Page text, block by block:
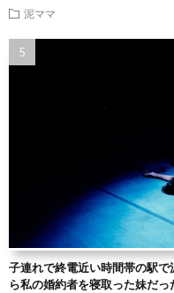
泥ママ
子連れで終電近い時間帯の駅
ら私の婚約者を寝取った妹だ